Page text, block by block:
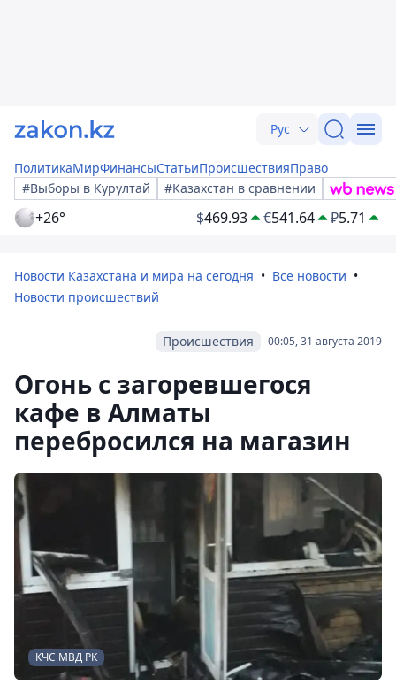
Рус
ПолитикаМирФинансыСтатьиПроисшествияПраво
#Выборы в Курултай
#Казахстан в сравнении
+26° $469.93 €541.64 ₽5.71
Новости Казахстана и мира на сегодня
Все новости
Новости происшествий
00:05, 31 августа 2019
Происшествия
Огонь с загоревшегося
кафе в Алматы
перебросился на магазин
КЧС МВД РК